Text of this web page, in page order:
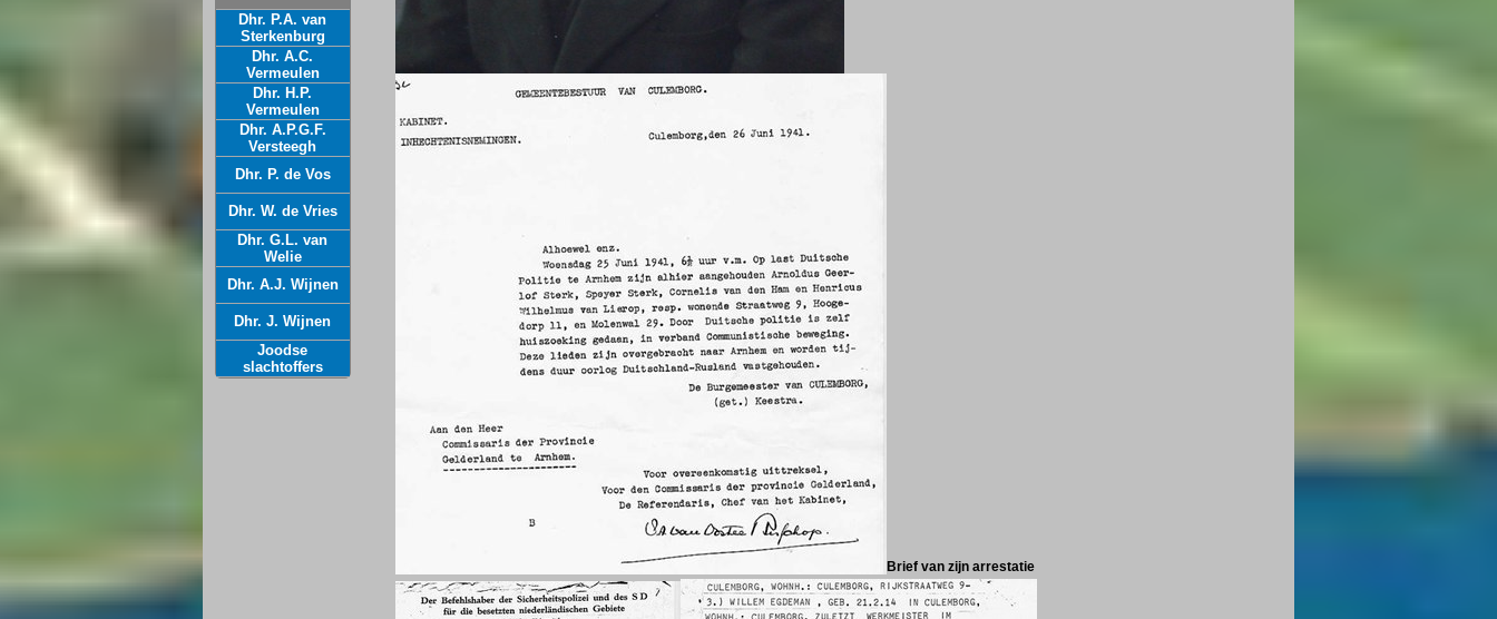
Brief van zijn arrestatie
Dhr. P.A. van
Sterkenburg
Dhr. A.C.
Vermeulen
Dhr. H.P.
Vermeulen
Dhr. A.P.G.F.
Versteegh
Dhr. P. de Vos
Dhr. W. de Vries
Dhr. G.L. van
Welie
Dhr. A.J. Wijnen
Dhr. J. Wijnen
Joodse
slachtoffers